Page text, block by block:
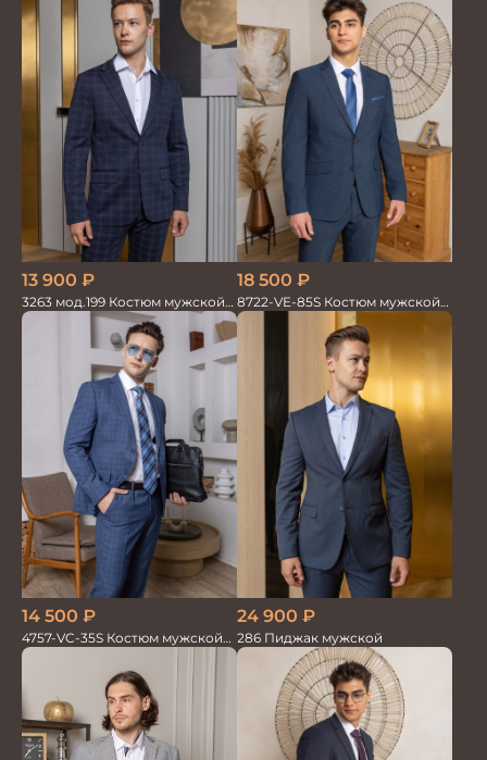
13 900 ₽
3263 мод.199 Костюм мужской
трикотажный т.син в клетку
18 500 ₽
8722-VE-85S Костюм мужской
двойка
14 500 ₽
4757-VC-35S Костюм мужской
двойка
24 900 ₽
286 Пиджак мужской